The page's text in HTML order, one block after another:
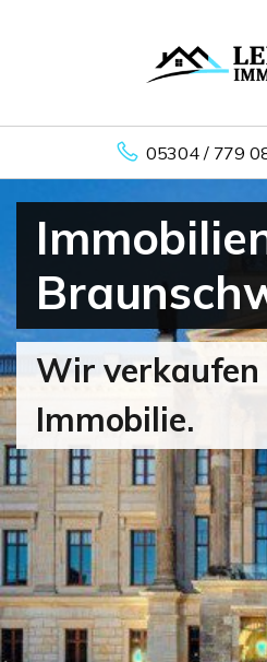
05304 / 779
Wir verkaufen
Immobilie.